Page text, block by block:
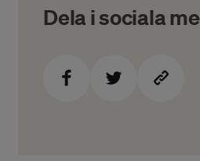
Dela i sociala